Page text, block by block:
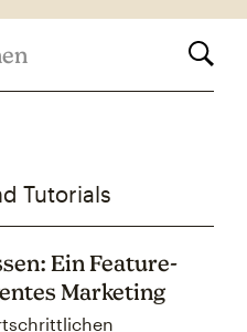
Tutorials
Ein Feature-
Marketing